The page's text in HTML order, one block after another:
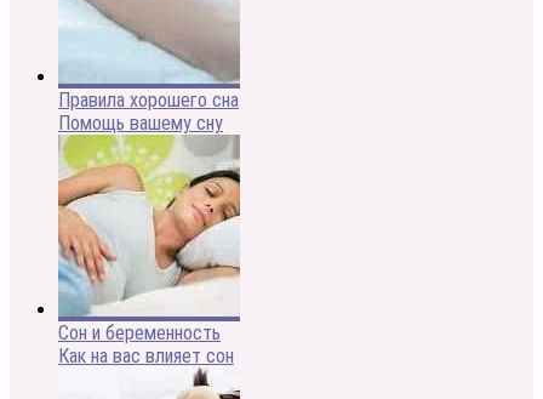
Правила хорошего сна
Помощь вашему сну
Сон и беременность
Как на вас влияет сон